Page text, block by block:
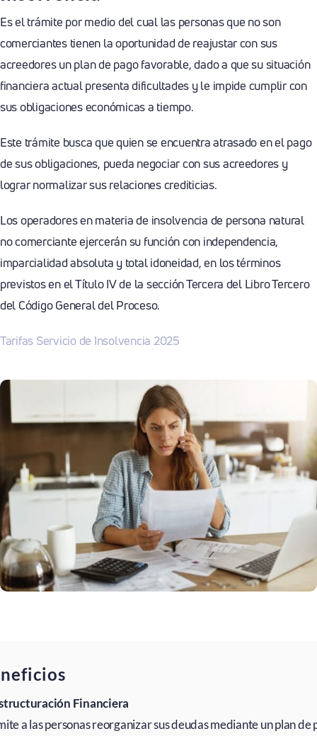
Es el trámite por medio del cual las personas que no son
comerciantes tienen la oportunidad de reajustar con sus
acreedores un plan de pago favorable, dado a que su situación
financiera actual presenta dificultades y le impide cumplir con
sus obligaciones económicas a tiempo.
Este trámite busca que quien se encuentra atrasado en el pago
de sus obligaciones, pueda negociar con sus acreedores y
lograr normalizar sus relaciones crediticias.
Los operadores en materia de insolvencia de persona natural
no comerciante ejercerán su función con independencia,
imparcialidad absoluta y total idoneidad, en los términos
previstos en el Título IV de la sección Tercera del Libro Tercero
del Código General del Proceso.
Tarifas Servicio de Insolvencia 2025
Financiera
a las personas reorganizar sus deudas mediante un plan de